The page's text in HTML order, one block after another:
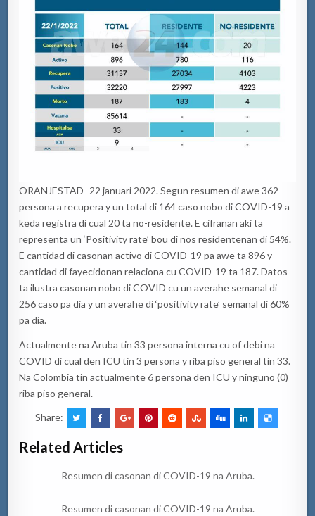
ORANJESTAD- 22 januari 2022. Segun resumen di awe 362
persona a recupera y un total di 164 caso nobo di COVID-19 a
keda registra di cual 20 ta no-residente. E cifranan aki ta
representa un ‘Positivity rate’ bou di nos residentenan di 54%.
E cantidad di casonan activo di COVID-19 pa awe ta 896 y
cantidad di fayecidonan relaciona cu COVID-19 ta 187. Datos
ta ilustra casonan nobo di COVID cu un averahe semanal di
256 caso pa dia y un averahe di ‘positivity rate’ semanal di 60%
pa dia.
Actualmente na Aruba tin 33 persona interna cu of debi na
COVID di cual den ICU tin 3 persona y riba piso general tin 33.
Na Colombia tin actualmente 6 persona den ICU y ninguno (0)
riba piso general.
Share:
Related Articles
Resumen di casonan di COVID-19 na Aruba.
Resumen di casonan di COVID-19 na Aruba.